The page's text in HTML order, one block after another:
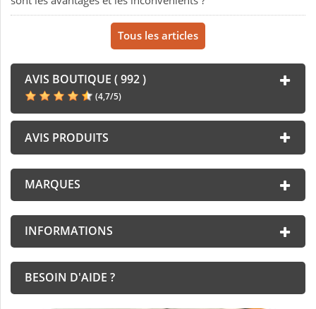
Tous les articles
AVIS BOUTIQUE ( 992 )
(4,7/5)
AVIS PRODUITS
MARQUES
INFORMATIONS
BESOIN D'AIDE ?